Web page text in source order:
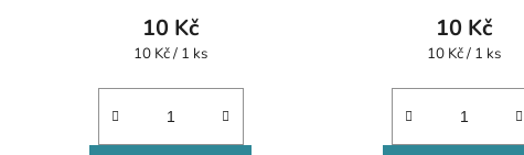
10 Kč
Měrná
10 Kč / 1 ks
produktu
je
z
10 Kč
Měrná
10 Kč / 1 ks